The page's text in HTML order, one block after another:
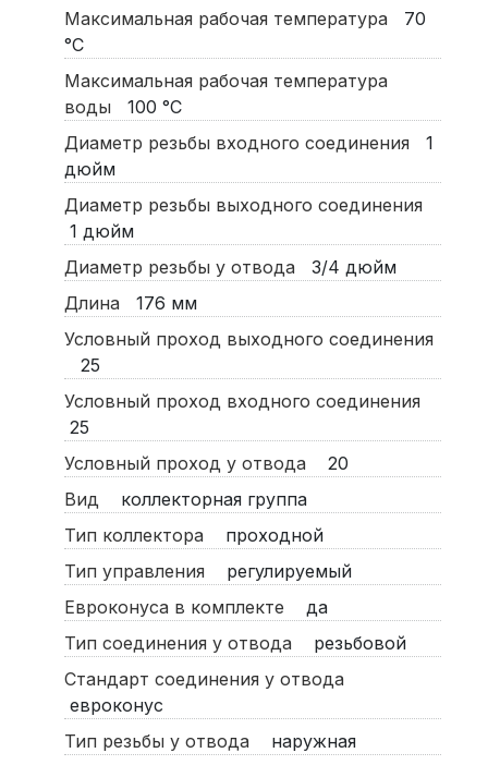
Максимальная рабочая температура
70
°C
Максимальная рабочая температура
воды
100 °C
Диаметр резьбы входного соединения
1
дюйм
Диаметр резьбы выходного соединения
1 дюйм
Диаметр резьбы у отвода
3/4 дюйм
Длина
176 мм
Условный проход выходного соединения
25
Условный проход входного соединения
25
Условный проход у отвода
20
Вид
коллекторная группа
Тип коллектора
проходной
Тип управления
регулируемый
Евроконуса в комплекте
да
Тип соединения у отвода
резьбовой
Стандарт соединения у отвода
евроконус
Тип резьбы у отвода
наружная